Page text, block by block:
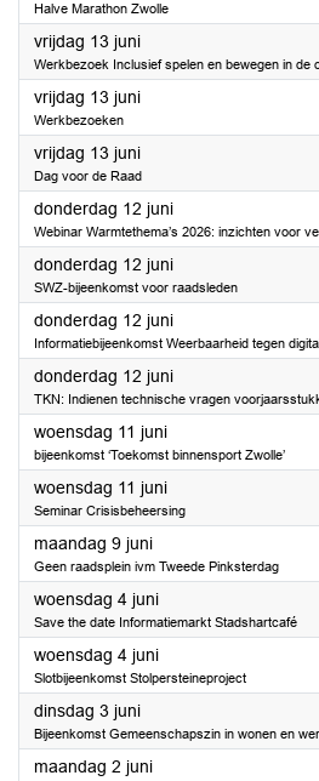
Halve Marathon Zwolle
vrijdag 13 juni2025
Werkbezoek Inclusief spelen en bewegen in de
vrijdag 13 juni2025
Werkbezoeken
vrijdag 13 juni2025
Dag voor de Raad
donderdag 12 juni2025
Webinar Warmtethema’s 2026: inzichten voor
donderdag 12 juni2025
SWZ-bijeenkomst voor raadsleden
donderdag 12 juni2025
Informatiebijeenkomst Weerbaarheid tegen
donderdag 12 juni2025
TKN: Indienen technische vragen
woensdag 11 juni2025
bijeenkomst ‘Toekomst binnensport Zwolle’
woensdag 11 juni2025
Seminar Crisisbeheersing
maandag 9 juni2025
Geen raadsplein ivm Tweede Pinksterdag
woensdag 4 juni2025
Save the date Informatiemarkt Stadshartcafé
woensdag 4 juni2025
Slotbijeenkomst Stolpersteineproject
dinsdag 3 juni2025
Bijeenkomst Gemeenschapszin in wonen en
maandag 2 juni2025